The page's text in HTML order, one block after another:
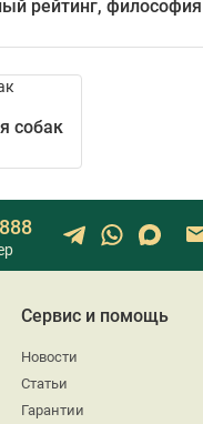
рейтинг,
собак
Сервис и помощь
Новости
Статьи
Гарантии